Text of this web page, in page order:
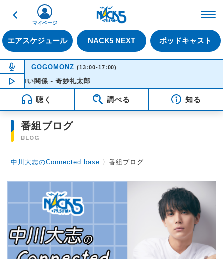
戻る
エアスケジュール NACK5 NEXT ポッドキャスト
マイページ
NOW ON AIR
GOGOMONZ (13:00-17:00)
NOW PLAYING14:56
エロい関係 - 奇妙礼太郎
聴く 調べる 知る
番組ブログ
BLOG
中川大志のConnected base 〉番組ブログ